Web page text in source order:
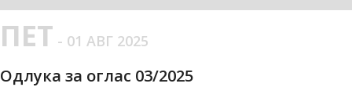
ПЕТ - 01 АВГ 2025
Одлука за оглас 03/2025